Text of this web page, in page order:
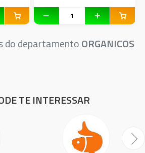
do departamentoORGANICOS
TE INTERESSAR